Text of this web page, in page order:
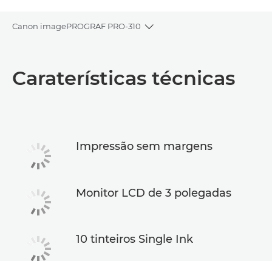
Canon imagePROGRAF PRO-310
Toggle breadcrumbs
Caraterísticas técnicas
Caraterísticas técnicas
Impressão sem margens
Monitor LCD de 3 polegadas
10 tinteiros Single Ink